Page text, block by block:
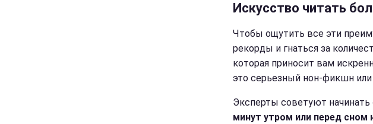
Искусство читать
Чтобы ощутить все эти
рекорды и гнаться за
которая приносит вам
это серьезный нон-фикшн или
Эксперты советуют начинать
минут утром или перед сном